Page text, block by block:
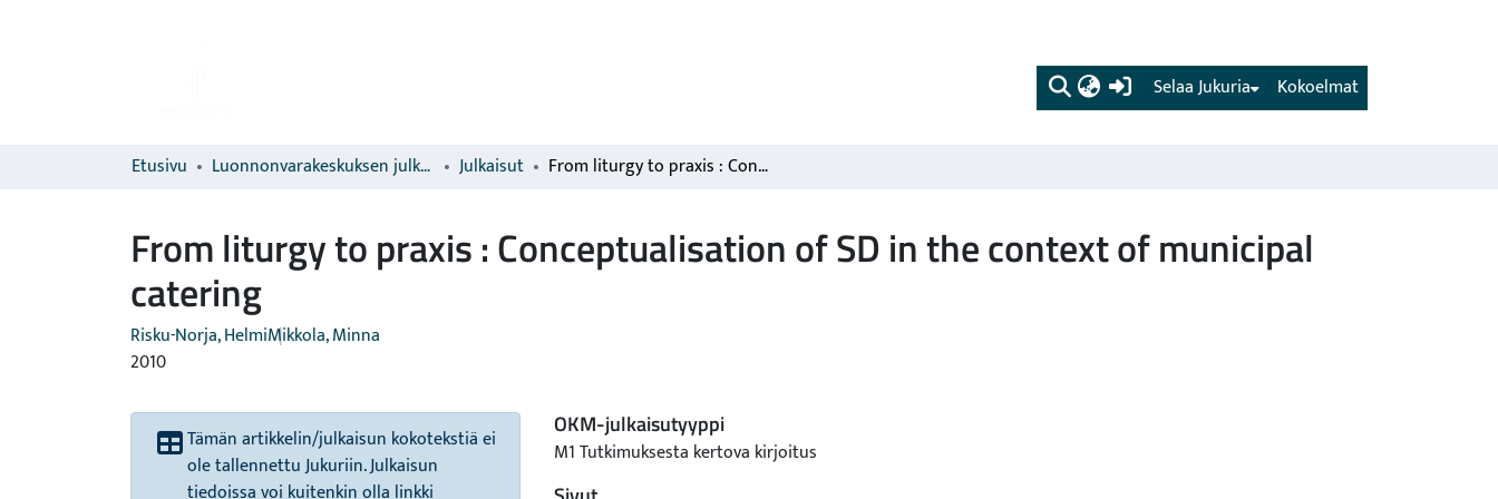
(current) Kokoelmat
Selaa Jukuria
Etusivu Luonnonvarakeskuksen julkaisut Julkaisut From liturgy to praxis : Conceptualisation of SD in the context of municipal catering
From liturgy to praxis : Conceptualisation of SD in the context of municipal
catering
Risku-Norja, HelmiMikkola, Minna
2010
Tämän artikkelin/julkaisun kokotekstiä ei
ole tallennettu Jukuriin. Julkaisun
tiedoissa voi kuitenkin olla linkki
OKM-julkaisutyyppi
M1 Tutkimuksesta kertova kirjoitus